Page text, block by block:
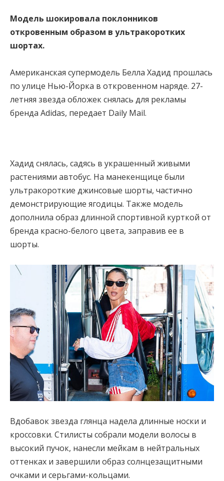
Модель шокировала поклонников
откровенным образом в ультракоротких
шортах.
Американская супермодель Белла Хадид прошлась
по улице Нью-Йорка в откровенном наряде. 27-
летняя звезда обложек снялась для рекламы
бренда Adidas, передает Daily Mail.
Хадид снялась, садясь в украшенный живыми
растениями автобус. На манекенщице были
ультракороткие джинсовые шорты, частично
демонстрирующие ягодицы. Также модель
дополнила образ длинной спортивной курткой от
бренда красно-белого цвета, заправив ее в
шорты.
Вдобавок звезда глянца надела длинные носки и
кроссовки. Стилисты собрали модели волосы в
высокий пучок, нанесли мейкам в нейтральных
оттенках и завершили образ солнцезащитными
очками и серьгами-кольцами.